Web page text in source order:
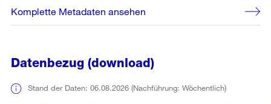
Komplette Metadaten ansehen
Datenbezug (download)
Stand der Daten: 06.08.2026 (Nachführung: Wöchentlich)